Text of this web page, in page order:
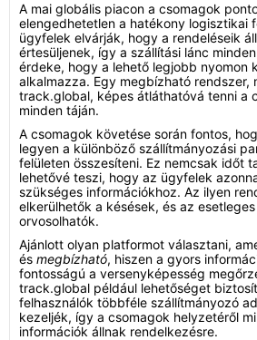
A mai globális piacon a csomagok
elengedhetetlen a hatékony logisztikai
ügyfelek elvárják, hogy a rendeléseik
értesüljenek, így a szállítási lánc
érdeke, hogy a lehető legjobb nyomon
alkalmazza. Egy megbízható rendszer,
track.global, képes átláthatóvá tenni a
minden táján.
A csomagok követése során fontos,
legyen a különböző szállítmányozási
felületen összesíteni. Ez nemcsak időt
lehetővé teszi, hogy az ügyfelek
szükséges információkhoz. Az ilyen
elkerülhetők a késések, és az
orvosolhatók.
Ajánlott olyan platformot választani,
és megbízható, hiszen a gyors
fontosságú a versenyképesség
track.global például lehetőséget
felhasználók többféle szállítmányozó
kezeljék, így a csomagok helyzetéről
információk állnak rendelkezésre.